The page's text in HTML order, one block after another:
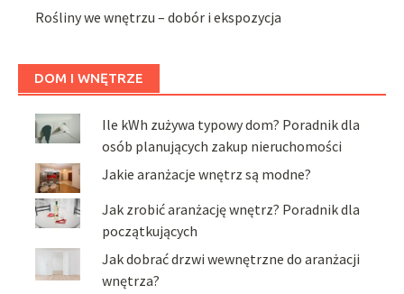
Rośliny we wnętrzu – dobór i ekspozycja
DOM I WNĘTRZE
Ile kWh zużywa typowy dom? Poradnik dla
osób planujących zakup nieruchomości
Jakie aranżacje wnętrz są modne?
Jak zrobić aranżację wnętrz? Poradnik dla
początkujących
Jak dobrać drzwi wewnętrzne do aranżacji
wnętrza?